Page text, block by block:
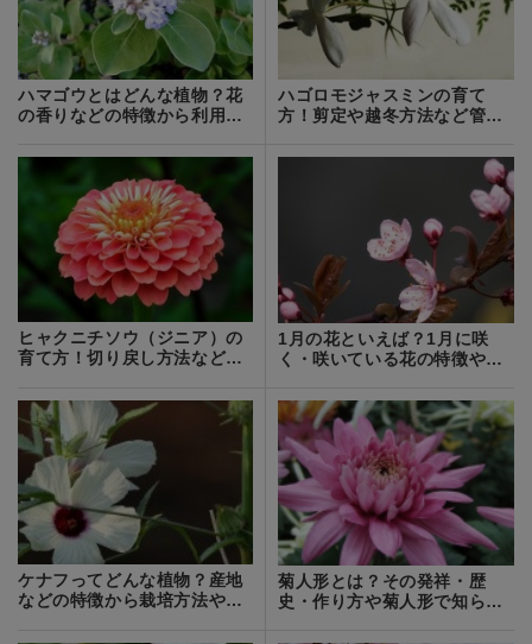
ハマゴウとはどんな植物？花
の香りなどの特徴から利用法
ハゴロモジャスミンの育て
方！剪定や越冬方法など管理
ヒャクニチソウ（ジニア）の
育て方！切り戻し方法など手
1月の花といえば？1月に咲
く・咲いている花の特徴や花
ケナフってどんな植物？産地
などの特徴から栽培方法や用
菊人形とは？その発祥・歴
史・作り方や菊人形で知られ